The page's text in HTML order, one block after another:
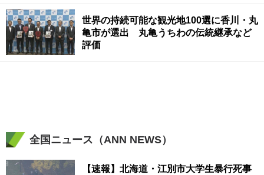
世界の持続可能な観光地100選に香川・丸
亀市が選出 丸亀うちわの伝統継承など
評価
全国ニュース（ANN NEWS）
【速報】北海道・江別市大学生暴行死事